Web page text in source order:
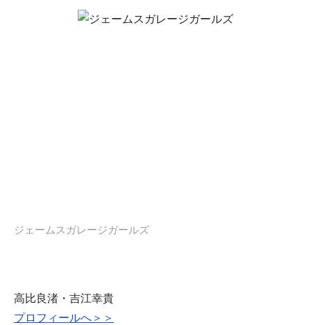
ジェームスガレージガールズ
高比良渚・吉江幸貴
プロフィールへ＞＞